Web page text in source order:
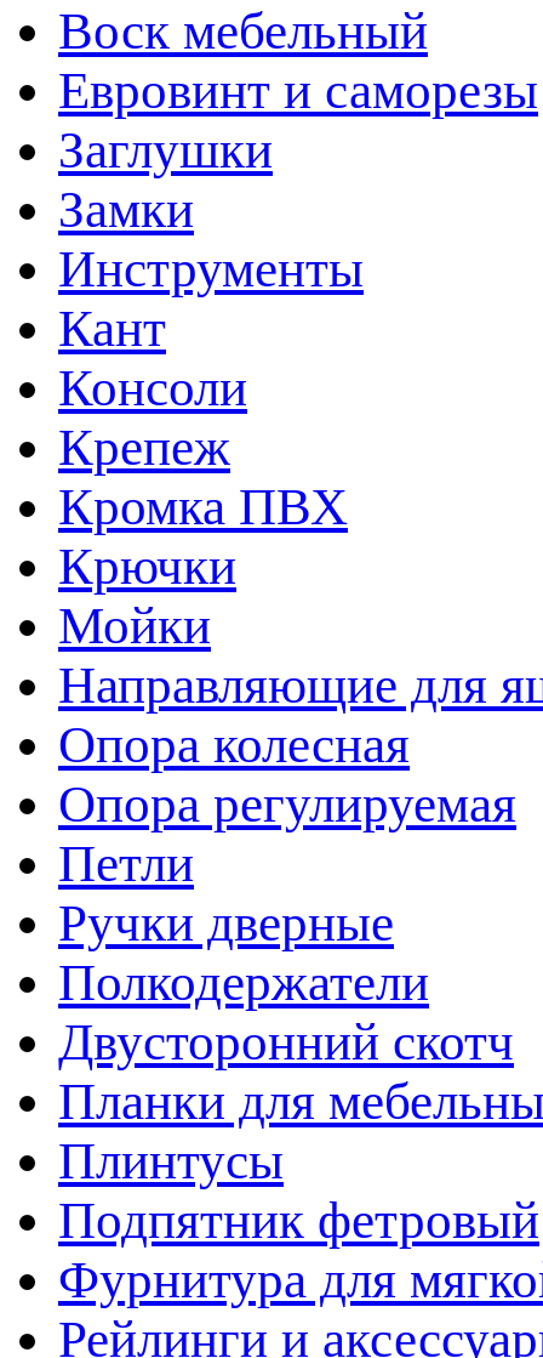
Воск мебельный
Евровинт и саморезы
Заглушки
Замки
Инструменты
Кант
Консоли
Крепеж
Кромка ПВХ
Крючки
Мойки
Направляющие для
Опора колесная
Опора регулируемая
Петли
Ручки дверные
Полкодержатели
Двусторонний скотч
Планки для
Плинтусы
Подпятник фетровый
Фурнитура для
Рейлинги и